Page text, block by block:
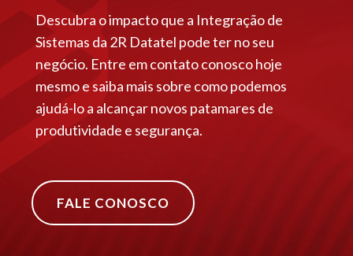
Descubra o impacto que a Integração de
Sistemas da 2R Datatel pode ter no seu
negócio. Entre em contato conosco hoje
mesmo e saiba mais sobre como podemos
ajudá-lo a alcançar novos patamares de
produtividade e segurança.
FALE CONOSCO